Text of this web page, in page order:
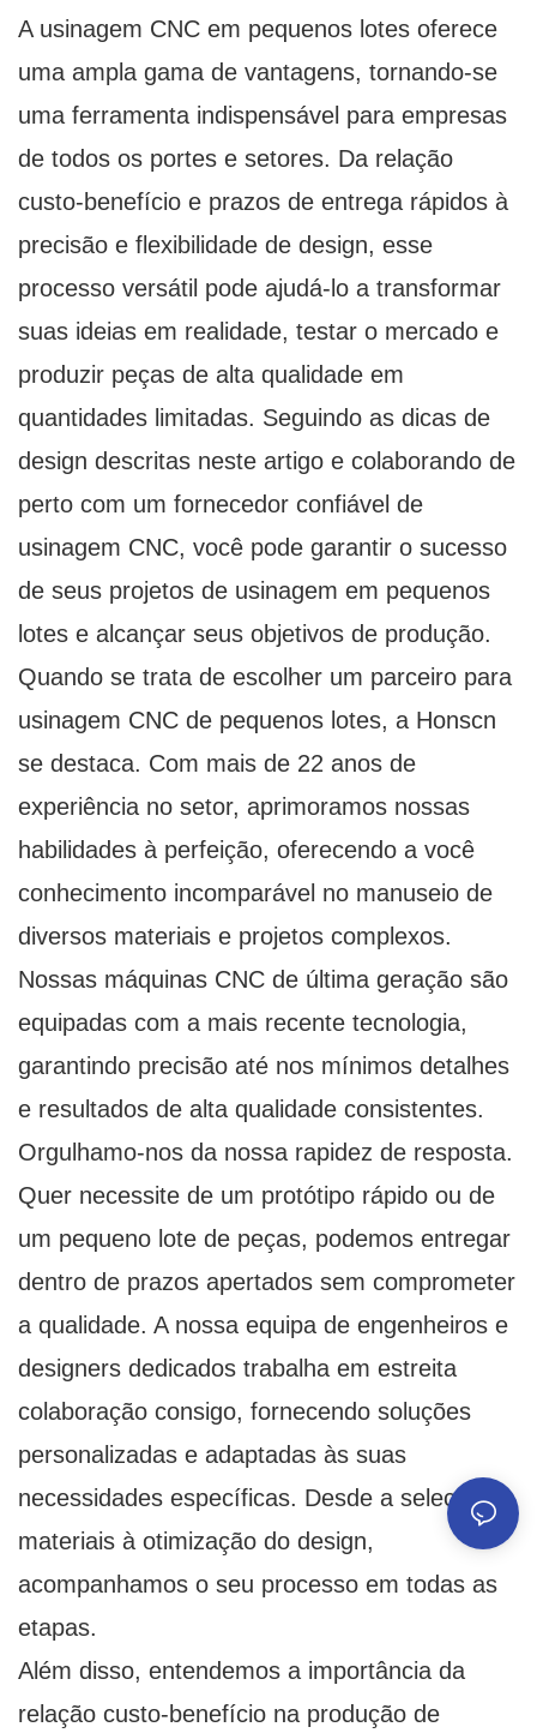
A usinagem CNC em pequenos lotes oferece
uma ampla gama de vantagens, tornando-se
uma ferramenta indispensável para empresas
de todos os portes e setores. Da relação
custo-benefício e prazos de entrega rápidos à
precisão e flexibilidade de design, esse
processo versátil pode ajudá-lo a transformar
suas ideias em realidade, testar o mercado e
produzir peças de alta qualidade em
quantidades limitadas. Seguindo as dicas de
design descritas neste artigo e colaborando de
perto com um fornecedor confiável de
usinagem CNC, você pode garantir o sucesso
de seus projetos de usinagem em pequenos
lotes e alcançar seus objetivos de produção.
Quando se trata de escolher um parceiro para
usinagem CNC de pequenos lotes, a Honscn
se destaca. Com mais de 22 anos de
experiência no setor, aprimoramos nossas
habilidades à perfeição, oferecendo a você
conhecimento incomparável no manuseio de
diversos materiais e projetos complexos.
Nossas máquinas CNC de última geração são
equipadas com a mais recente tecnologia,
garantindo precisão até nos mínimos detalhes
e resultados de alta qualidade consistentes.
Orgulhamo-nos da nossa rapidez de resposta.
Quer necessite de um protótipo rápido ou de
um pequeno lote de peças, podemos entregar
dentro de prazos apertados sem comprometer
a qualidade. A nossa equipa de engenheiros e
designers dedicados trabalha em estreita
colaboração consigo, fornecendo soluções
personalizadas e adaptadas às suas
necessidades específicas. Desde a seleção de
materiais à otimização do design,
acompanhamos o seu processo em todas as
etapas.
Além disso, entendemos a importância da
relação custo-benefício na produção de